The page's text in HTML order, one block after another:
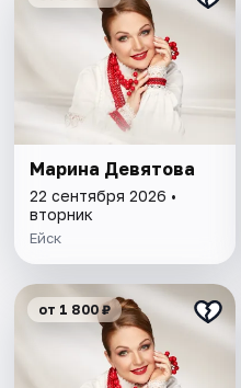
Марина Девятова
22 сентября 2026 •
вторник
Ейск
от 1 800 ₽